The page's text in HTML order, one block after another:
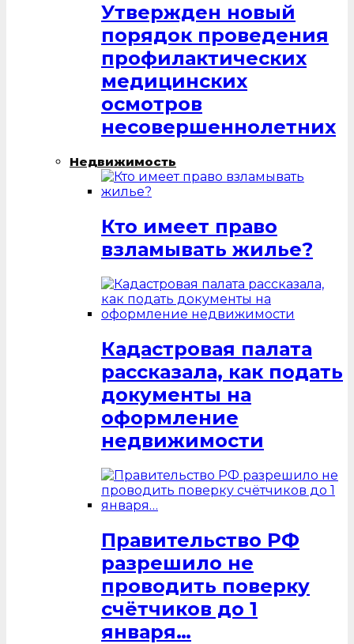
Утвержден новый
порядок проведения
профилактических
медицинских
осмотров
несовершеннолетних
Недвижимость
Кто имеет право
взламывать жилье?
Кадастровая палата
рассказала, как подать
документы на
оформление
недвижимости
Правительство РФ
разрешило не
проводить поверку
счётчиков до 1
января…